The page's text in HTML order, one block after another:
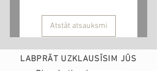
info@teobee.lv
Atstāt atsauksmi
LABPRĀT UZKLAUSĪSIM JŪS